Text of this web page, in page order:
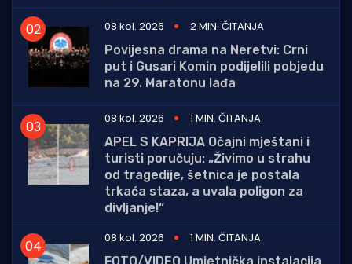
08 kol. 2026
2 MIN. ČITANJA
Povijesna drama na Neretvi: Crni
put i Gusari Komin podijelili pobjedu
na 29. Maratonu lađa
08 kol. 2026
1 MIN. ČITANJA
APEL S KAPRIJA Očajni mještani i
turisti poručuju: „Živimo u strahu
od tragedije, šetnica je postala
trkaća staza, a uvala poligon za
divljanje!“
08 kol. 2026
1 MIN. ČITANJA